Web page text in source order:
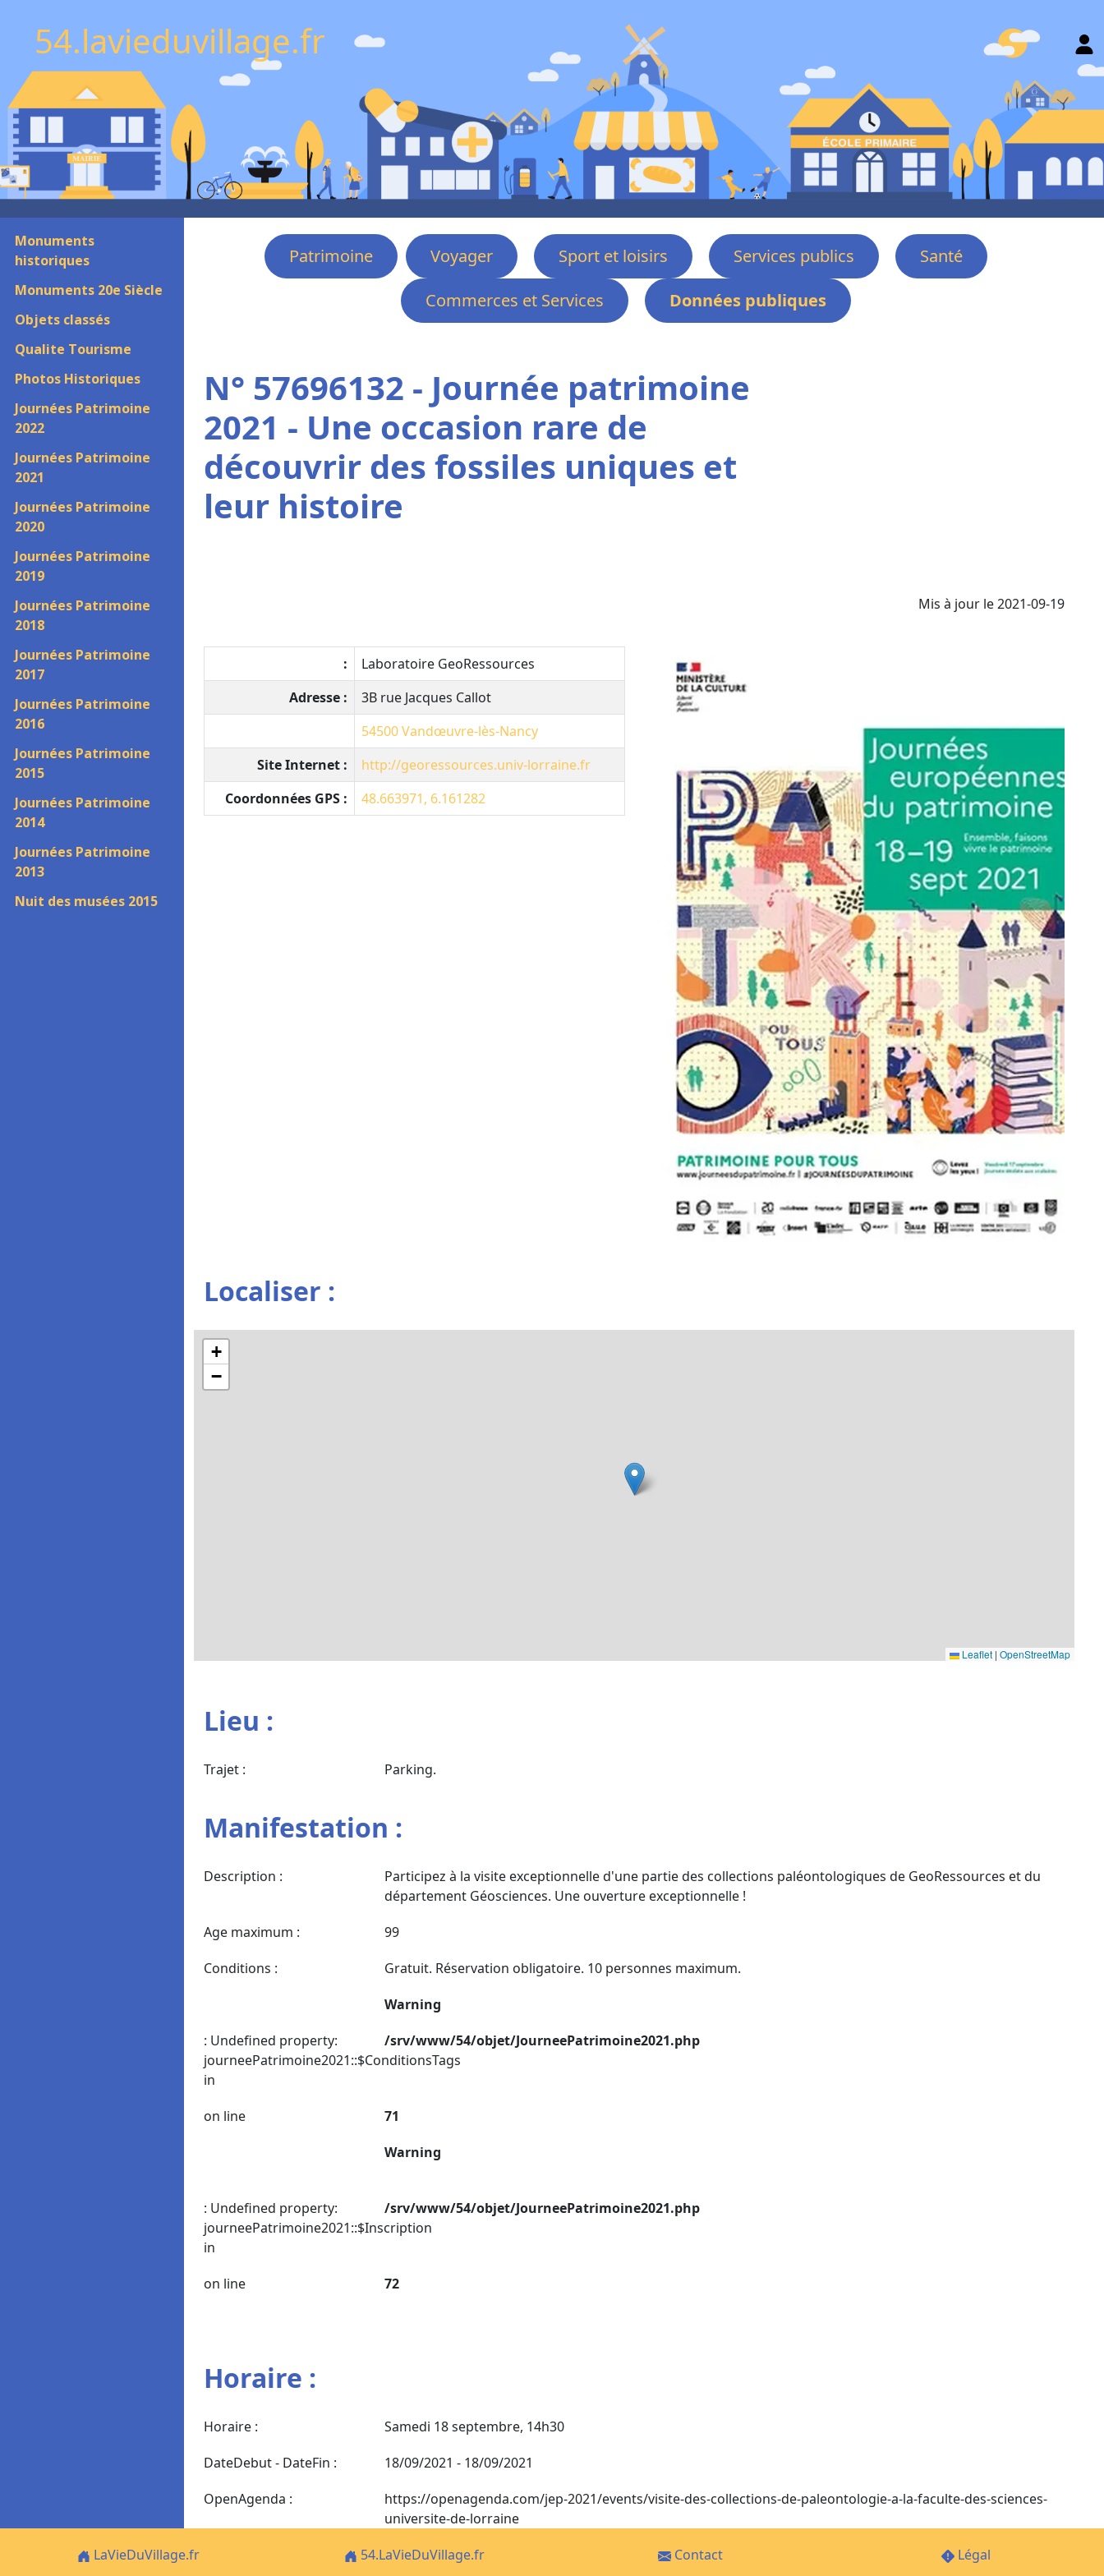
54.lavieduvillage.fr
Monuments
historiques
Monuments 20e Siècle
Objets classés
Qualite Tourisme
Photos Historiques
Journées Patrimoine
2022
Journées Patrimoine
2021
Journées Patrimoine
2020
Journées Patrimoine
2019
Journées Patrimoine
2018
Journées Patrimoine
2017
Journées Patrimoine
2016
Journées Patrimoine
2015
Journées Patrimoine
2014
Journées Patrimoine
2013
Nuit des musées 2015
Patrimoine Voyager Sport et loisirs Services publics
Santé
Commerces et Services
Données publiques
N° 57696132 - Journée patrimoine
2021 - Une occasion rare de
découvrir des fossiles uniques et
leur histoire
Mis à jour le 2021-09-19
:
Laboratoire GeoRessources
Adresse :
3B rue Jacques Callot
54500Vandœuvre-lès-Nancy
Site Internet :
http://georessources.univ-lorraine.fr
Coordonnées GPS :
48.663971, 6.161282
Localiser :
+
−
Leaflet | OpenStreetMap
Lieu :
Trajet : Parking.
Manifestation :
Description :
Participez à la visite exceptionnelle d'une partie des collections paléontologiques de GeoRessources et du
département Géosciences. Une ouverture exceptionnelle !
Age maximum :
99
Conditions :
Gratuit. Réservation obligatoire. 10 personnes maximum.
Warning
: Undefined property:
journeePatrimoine2021::$ConditionsTags
in
/srv/www/54/objet/JourneePatrimoine2021.php
on line
71
Warning
: Undefined property:
journeePatrimoine2021::$Inscription
in
/srv/www/54/objet/JourneePatrimoine2021.php
on line 72
Horaire :
Horaire :
Samedi 18 septembre, 14h30
DateDebut - DateFin :
18/09/2021 - 18/09/2021
OpenAgenda :
https://openagenda.com/jep-2021/events/visite-des-collections-de-paleontologie-a-la-faculte-des-sciences-
universite-de-lorraine
LaVieDuVillage.fr
54.LaVieDuVillage.fr Contact Légal